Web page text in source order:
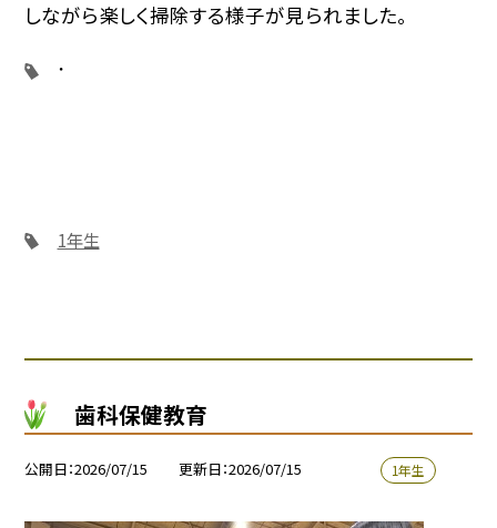
しながら楽しく掃除する様子が見られました。
1年生
歯科保健教育
公開日 2026/07/15 更新日 2026/07/15 1年生